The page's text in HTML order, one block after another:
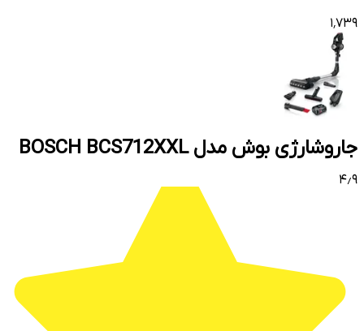
۱٬۷۳۹
جاروشارژی بوش مدل BOSCH BCS712XXL
۴٫۹